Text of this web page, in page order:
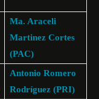
Ma. Araceli
Martinez Cortes
(PAC)
Antonio Romero
Rodríguez (PRI)